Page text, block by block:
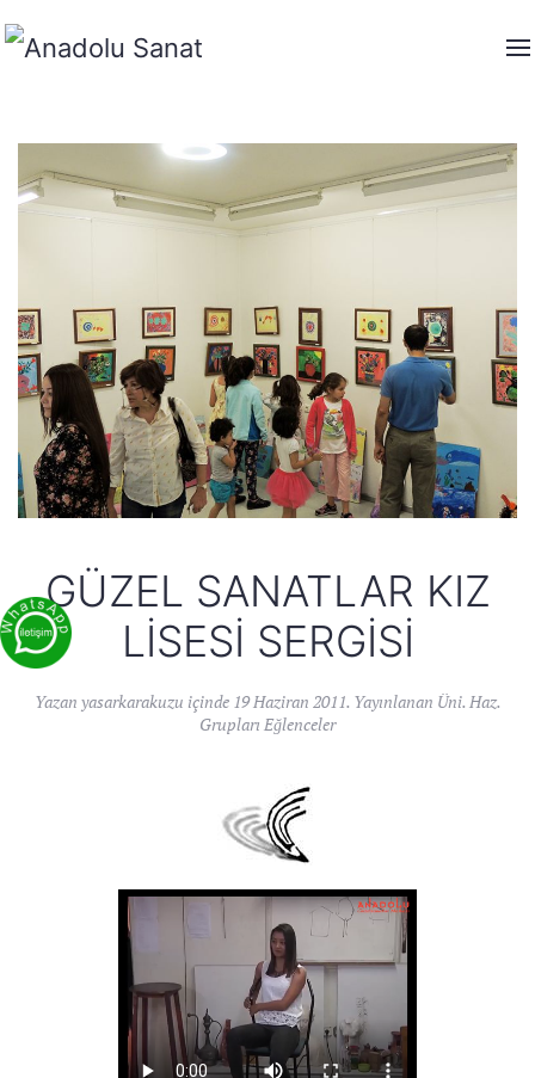
GÜZEL SANATLAR KIZ
LISESI SERGISI
Yazan yasarkarakuzu içinde 19 Haziran 2011. Yayınlanan Üni. Haz.
Grupları Eğlenceler